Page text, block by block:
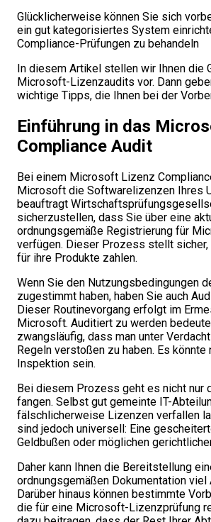
Glücklicherweise können Sie sich
ein gut kategorisiertes System
Compliance-Prüfungen zu behandeln
In diesem Artikel stellen wir Ihnen die
Microsoft-Lizenzaudits vor. Dann
wichtige Tipps, die Ihnen bei der
Einführung in das
Compliance Audit
Bei einem Microsoft Lizenz
Microsoft die Softwarelizenzen Ihres
beauftragt
sicherzustellen, dass Sie über eine
ordnungsgemäße Registrierung für
verfügen. Dieser Prozess stellt sicher,
für ihre Produkte zahlen.
Wenn Sie den Nutzungsbedingungen
zugestimmt haben, haben Sie auch
Dieser Routinevorgang erfolgt im
Microsoft. Auditiert zu werden
zwangsläufig, dass man unter
Regeln verstoßen zu haben. Es
Inspektion sein.
Bei diesem Prozess geht es nicht nur
fangen. Selbst gut gemeinte IT-
fälschlicherweise Lizenzen verfallen
sind jedoch universell: Eine
Geldbußen oder möglichen
Daher kann Ihnen die Bereitstellung
ordnungsgemäßen Dokumentation viel
Darüber hinaus können bestimmte
die für eine Microsoft-Lizenzprüfung